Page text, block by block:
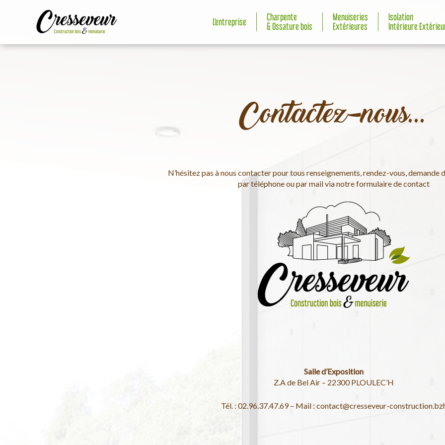
L'entreprise
Charpente
& Ossature bois
Menuiseries
Extérieures
Isolation
Intérieure
Contactez-nous...
N’hésitez pas à nous contacter pour tous renseignements, rendez-vous, demande
par téléphone ou par mail via notre formulaire de contact
Salle d’Exposition
Z.A de Bel Air – 22300 PLOULEC’H
Tél. : 02.96.37.47.69 – Mail : contact@cresseveur-